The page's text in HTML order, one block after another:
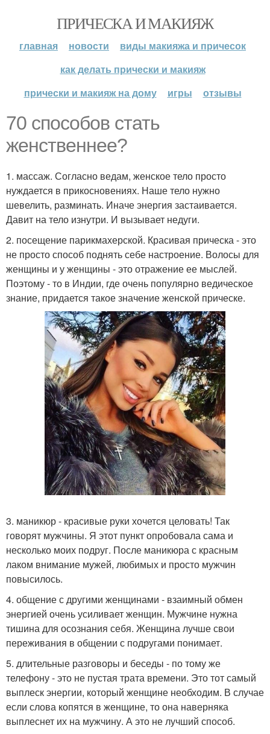
ПРИЧЕСКА И МАКИЯЖ
главная новости
виды макияжа и причесок
как делать прически и макияж
прически и макияж на дому
игры отзывы
70 способов стать
женственнее?
1. массаж. Согласно ведам, женское тело просто
нуждается в прикосновениях. Наше тело нужно
шевелить, разминать. Иначе энергия застаивается.
Давит на тело изнутри. И вызывает недуги.
2. посещение парикмахерской. Красивая прическа - это
не просто способ поднять себе настроение. Волосы для
женщины и у женщины - это отражение ее мыслей.
Поэтому - то в Индии, где очень популярно ведическое
знание, придается такое значение женской прическе.
3. маникюр - красивые руки хочется целовать! Так
говорят мужчины. Я этот пункт опробовала сама и
несколько моих подруг. После маникюра с красным
лаком внимание мужей, любимых и просто мужчин
повысилось.
4. общение с другими женщинами - взаимный обмен
энергией очень усиливает женщин. Мужчине нужна
тишина для осознания себя. Женщина лучше свои
переживания в общении с подругами понимает.
5. длительные разговоры и беседы - по тому же
телефону - это не пустая трата времени. Это тот самый
выплеск энергии, который женщине необходим. В случае
если слова копятся в женщине, то она наверняка
выплеснет их на мужчину. А это не лучший способ.